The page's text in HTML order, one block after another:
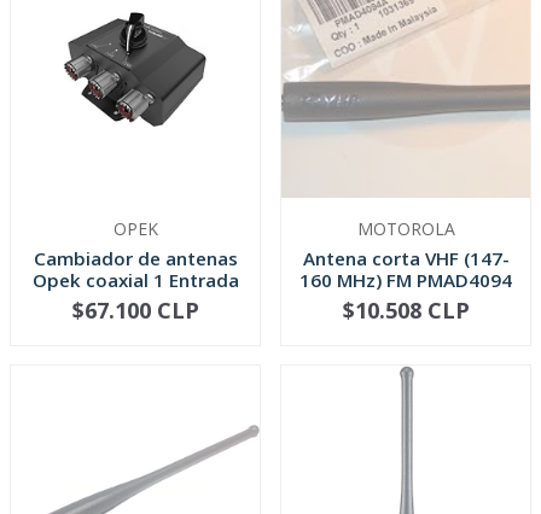
OPEK
Cambiador de antenas
Opek coaxial 1 Entrada
3 S...
+
$67.100 CLP
MOTOROLA
Antena corta VHF (147-
160 MHz) FM PMAD4094
NO DISPONIBLE
$10.508 CLP